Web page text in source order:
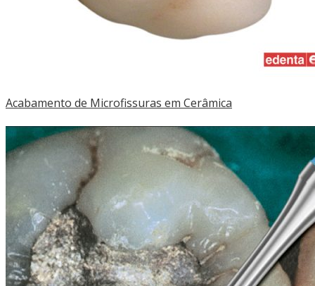
Acabamento de Microfissuras em Cerâmica